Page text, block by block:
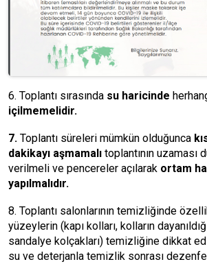
6. Toplantı sırasında su haricinde
içilmemelidir.
7. Toplantı süreleri mümkün olduğunca
dakikayı aşmamalı toplantının uzaması
verilmeli ve pencereler açılarak ortam
yapılmalıdır.
8. Toplantı salonlarının temizliğinde
yüzeylerin (kapı kolları, kolların
sandalye kolçakları) temizliğine dikkat
su ve deterjanla temizlik sonrası